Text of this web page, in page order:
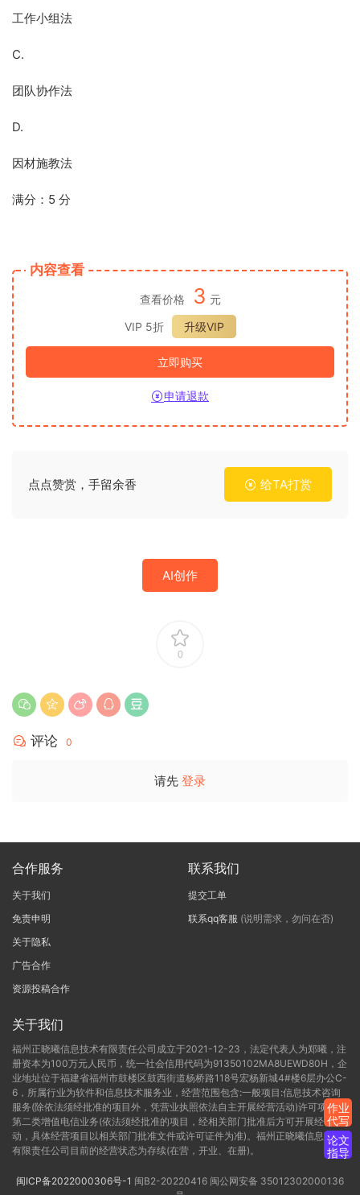
工作小组法
C.
团队协作法
D.
因材施教法
满分：5 分
内容查看
查看价格 3 元
VIP 5折
升级VIP
立即购买
申请退款
点点赞赏，手留余香 给TA打赏
AI创作
0
评论 0
请先 登录
合作服务
关于我们
免责申明
关于隐私
广告合作
资源投稿合作
联系我们
提交工单
联系qq客服 (说明需求，勿问在否)
关于我们
福州正晓曦信息技术有限责任公司成立于2021-12-23，法定代表人为郑曦，注
册资本为100万元人民币，统一社会信用代码为91350102MA8UEWD80H，企
业地址位于福建省福州市鼓楼区鼓西街道杨桥路118号宏杨新城4#楼6层办公C-
6，所属行业为软件和信息技术服务业，经营范围包含:一般项目:信息技术咨询
服务(除依法须经批准的项目外，凭营业执照依法自主开展经营活动)许可项目:
第二类增值电信业务(依法须经批准的项目，经相关部门批准后方可开展经营活
动，具体经营项目以相关部门批准文件或许可证件为准)。福州正晓曦信息技术
有限责任公司目前的经营状态为存续(在营，开业、在册)。
闽ICP备2022000306号-1 闽B2-20220416 闽公网安备 35012302000136
作业
代写
论文
指导